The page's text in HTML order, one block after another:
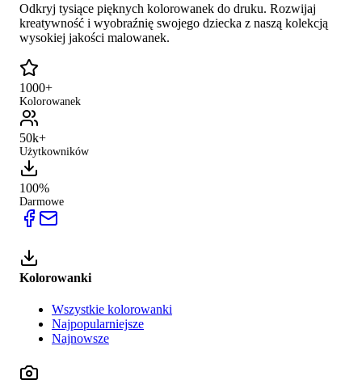
Odkryj tysiące pięknych kolorowanek do druku. Rozwijaj
kreatywność i wyobraźnię swojego dziecka z naszą kolekcją
wysokiej jakości malowanek.
1000+
Kolorowanek
50k+
Użytkowników
100%
Darmowe
Kolorowanki
Wszystkie kolorowanki
Najpopularniejsze
Najnowsze